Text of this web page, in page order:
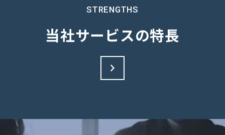
STRENGTHS
当社サービスの特長